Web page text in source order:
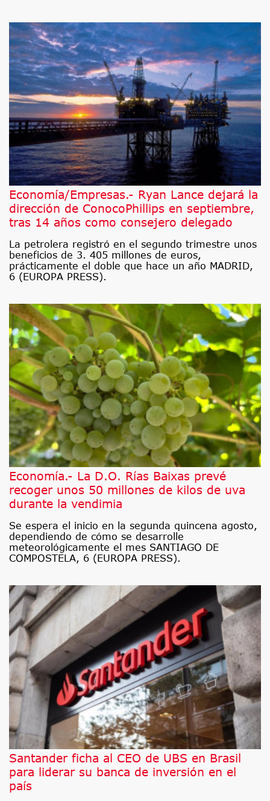
Economía/Empresas.- Ryan Lance dejará la
dirección de ConocoPhillips en septiembre,
tras 14 años como consejero delegado
La petrolera registró en el segundo trimestre unos
beneficios de 3. 405 millones de euros,
prácticamente el doble que hace un año MADRID,
6 (EUROPA PRESS).
Economía.- La D.O. Rías Baixas prevé
recoger unos 50 millones de kilos de uva
durante la vendimia
Se espera el inicio en la segunda quincena agosto,
dependiendo de cómo se desarrolle
meteorológicamente el mes SANTIAGO DE
COMPOSTELA, 6 (EUROPA PRESS).
Santander ficha al CEO de UBS en Brasil
para liderar su banca de inversión en el
país